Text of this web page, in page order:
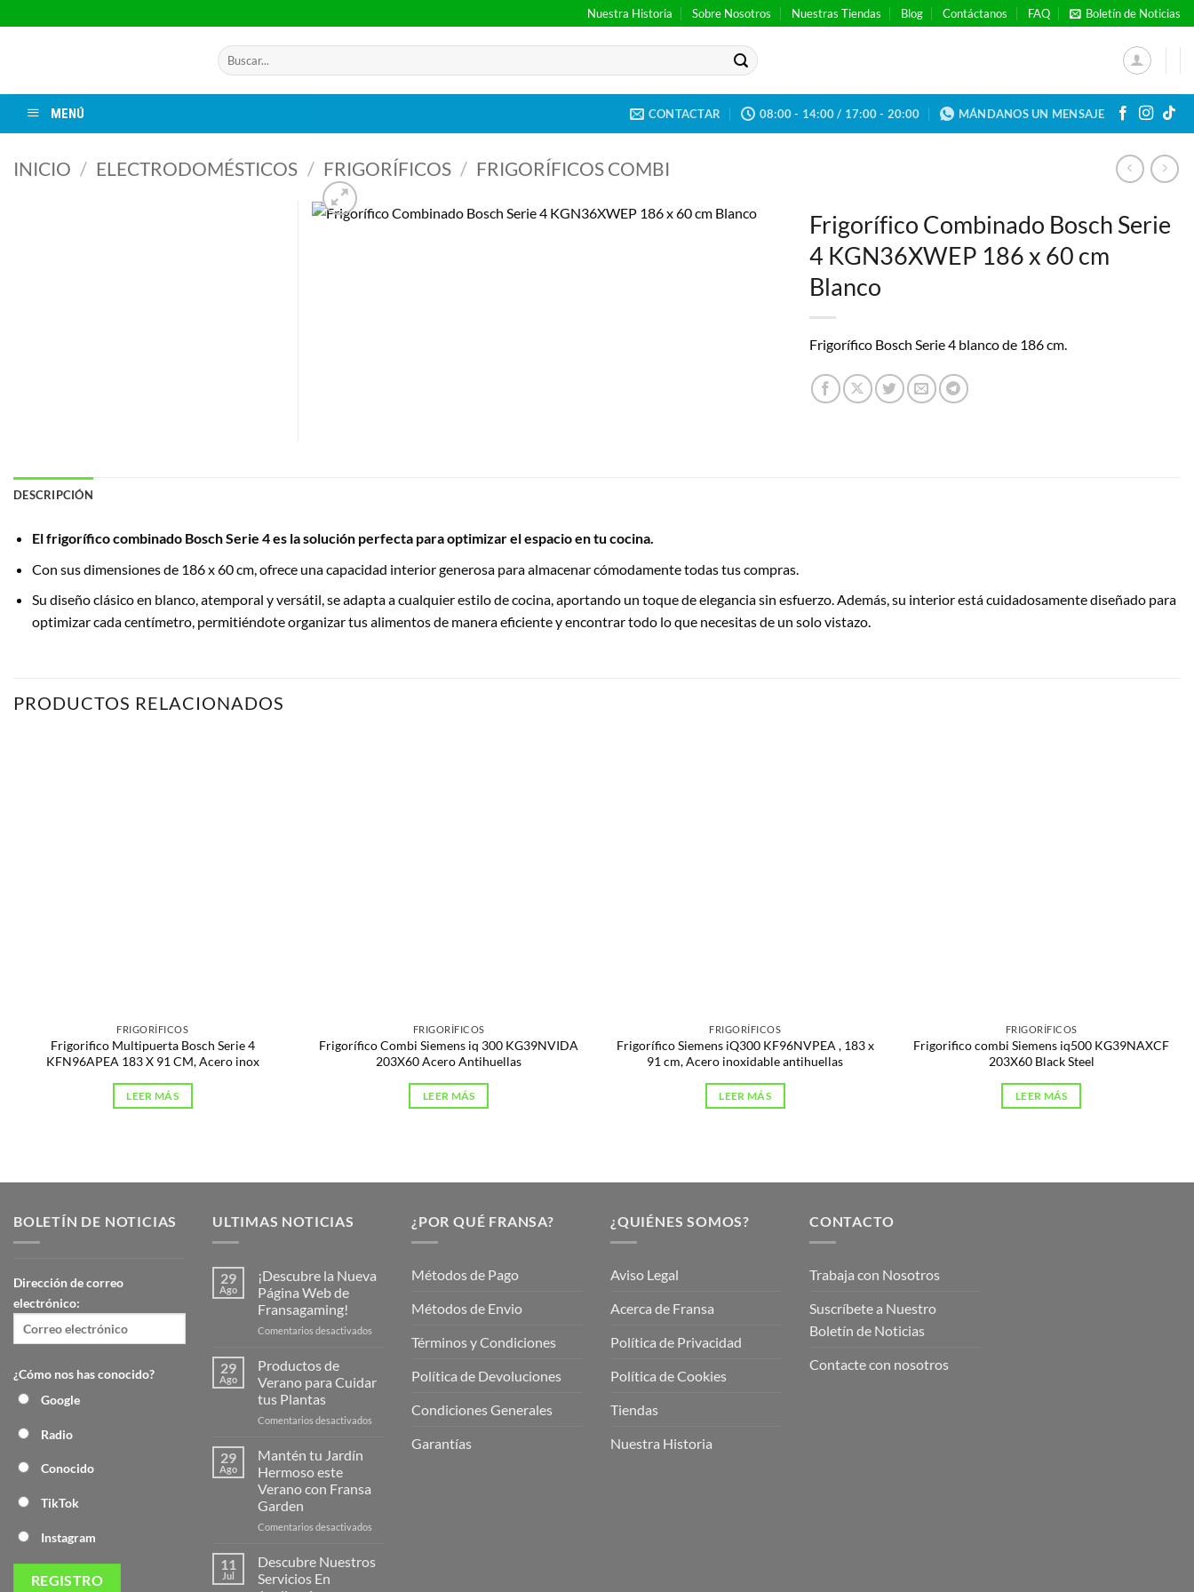
al
Nuestra Historia Sobre Nosotros Nuestras Tiendas Blog Contáctanos FAQ Boletín de Noticias
Buscar
por:
MENÚ CONTACTAR 08:00 - 14:00 / 17:00 - 20:00 MÁNDANOS UN MENSAJE
INICIO / ELECTRODOMÉSTICOS / FRIGORÍFICOS / FRIGORÍFICOS COMBI
Frigorífico Combinado Bosch Serie
4 KGN36XWEP 186 x 60 cm
Blanco
Frigorífico Bosch Serie 4 blanco de 186 cm.
DESCRIPCIÓN
El frigorífico combinado Bosch Serie 4 es la solución perfecta para optimizar el espacio en tu cocina.
Con sus dimensiones de 186 x 60 cm, ofrece una capacidad interior generosa para almacenar cómodamente todas tus compras.
Su diseño clásico en blanco, atemporal y versátil, se adapta a cualquier estilo de cocina, aportando un toque de elegancia sin esfuerzo. Además, su interior está cuidadosamente diseñado para
optimizar cada centímetro, permitiéndote organizar tus alimentos de manera eficiente y encontrar todo lo que necesitas de un solo vistazo.
PRODUCTOS RELACIONADOS
FRIGORÍFICOS
Frigorifico Multipuerta Bosch Serie 4
KFN96APEA 183 X 91 CM, Acero inox
LEER MÁS
FRIGORÍFICOS
Frigorífico Combi Siemens iq 300 KG39NVIDA
203X60 Acero Antihuellas
LEER MÁS
FRIGORÍFICOS
Frigorífico Siemens iQ300 KF96NVPEA , 183 x
91 cm, Acero inoxidable antihuellas
LEER MÁS
FRIGORÍFICOS
Frigorifico combi Siemens iq500 KG39NAXCF
203X60 Black Steel
LEER MÁS
BOLETÍN DE NOTICIAS
Dirección de correo
electrónico:
¿Cómo nos has conocido?
Google
Radio
Conocido
TikTok
Instagram
ULTIMAS NOTICIAS
29
Ago
¡Descubre la Nueva
Página Web de
Fransagaming!
Comentarios desactivados
Página
29
Ago
Productos de
Verano para Cuidar
tus Plantas
Comentarios desactivados
29
Ago
Mantén tu Jardín
Hermoso este
Verano con Fransa
Garden
Comentarios desactivados
11
Jul
Descubre Nuestros
Servicios En
¿POR QUÉ FRANSA?
Métodos de Pago
Métodos de Envio
Términos y Condiciones
Política de Devoluciones
Condiciones Generales
Garantías
¿QUIÉNES SOMOS?
Aviso Legal
Acerca de Fransa
Política de Privacidad
Política de Cookies
Tiendas
Nuestra Historia
CONTACTO
Trabaja con Nosotros
Suscríbete a Nuestro
Boletín de Noticias
Contacte con nosotros